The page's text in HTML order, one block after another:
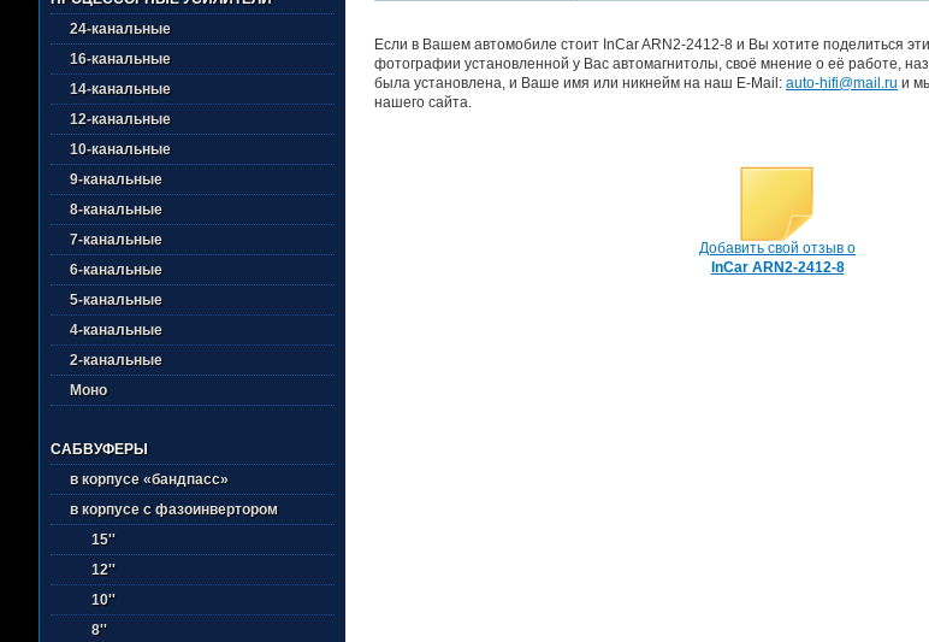
24-канальные
16-канальные
14-канальные
12-канальные
10-канальные
9-канальные
8-канальные
7-канальные
6-канальные
5-канальные
4-канальные
2-канальные
Моно
САБВУФЕРЫ
в корпусе «бандпасс»
в корпусе с фазоинвертором
15''
12''
10''
8''
Если в Вашем автомобиле стоит InCar ARN2-2412-8 и Вы хотите поделиться
фотографии установленной у Вас автомагнитолы, своё мнение о её работе,
была установлена, и Ваше имя или никнейм на наш E-Mail: auto-hifi@mail.ru и
нашего сайта.
Добавить свой отзыв о
InCar ARN2-2412-8